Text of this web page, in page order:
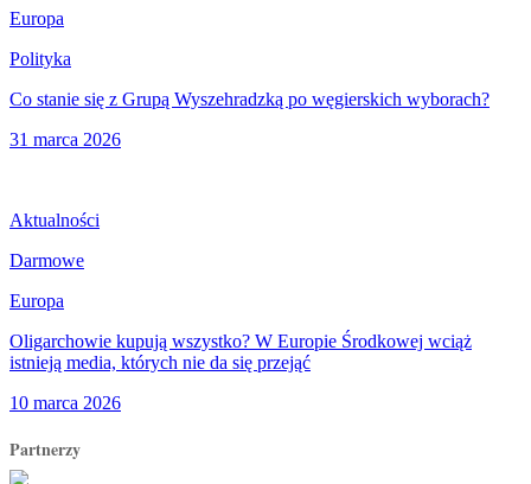
Europa
Polityka
Co stanie się z Grupą Wyszehradzką po węgierskich wyborach?
31 marca 2026
Aktualności
Darmowe
Europa
Oligarchowie kupują wszystko? W Europie Środkowej wciąż
istnieją media, których nie da się przejąć
10 marca 2026
Partnerzy